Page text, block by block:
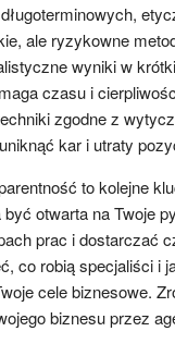
ale ryzykowne
wyniki w
czasu i
zgodne z
kar i utraty
to kolejne
otwarta na Twoje
prac i dostarczać
co robią specjaliści i
cele biznesowe.
biznesu przez